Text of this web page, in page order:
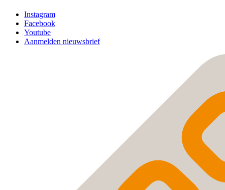
Instagram
Facebook
Youtube
Aanmelden nieuwsbrief